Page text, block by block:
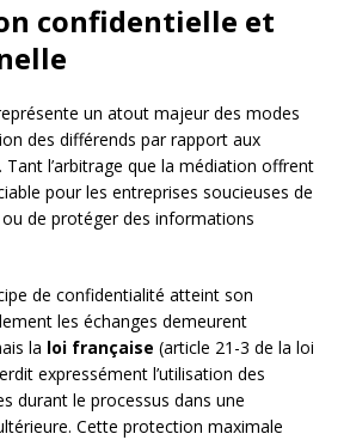
confidentielle et
un atout majeur des modes
des différends par rapport aux
l’arbitrage que la médiation offrent
pour les entreprises soucieuses de
de protéger des informations
de confidentialité atteint son
les échanges demeurent
la loi française (article 21-3 de la loi
expressément l’utilisation des
durant le processus dans une
Cette protection maximale